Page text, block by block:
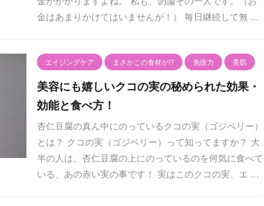
金はあまりかけてはいませんが！） 毎日継続して無 ...
エイジングケア まさかこの食材が⁉️ 免疫力 美肌
美容にも嬉しいクコの実の秘められた効果・
効能と食べ方！
杏仁豆腐の真ん中にのっているクコの実（ゴジベリー）
とは？ クコの実（ゴジベリー）って知ってますか？ 大
半の人は、杏仁豆腐の上にのっているのを何気に食べて
いる、あの赤い実の事です！ 実はこのクコの実、エ ...